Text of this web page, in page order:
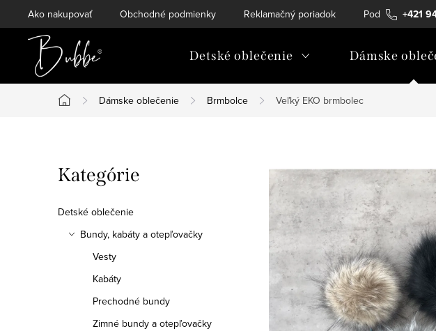
na
obsah
+421
Ako nakupovať Obchodné podmienky Reklamačný poriadok Podmienky
Detské oblečenie Dámske
Domov
Dámske oblečenie Brmbolce Veľký EKO brmbolec
o
č
n
Preskočiť
kategórie
Kategórie
Detské oblečenie
Bundy, kabáty a otepľovačky
Vesty
Kabáty
Prechodné bundy
Zimné bundy a otepľovačky